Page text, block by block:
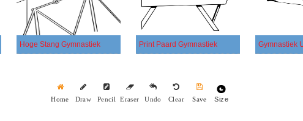
Hoge Stang Gymnastiek Print Paard Gymnastiek
Home Draw Pencil Eraser Undo Clear Save Size